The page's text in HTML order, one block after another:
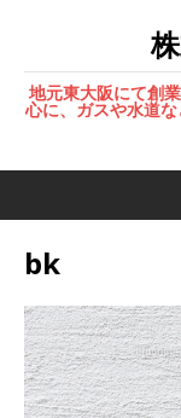
地元東大阪にて創
心に、ガスや水道
bk